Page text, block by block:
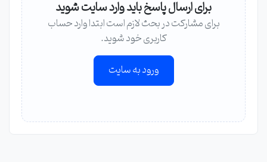
برای ارسال پاسخ باید وارد سایت شوید
برای مشارکت در بحث لازم است ابتدا وارد حساب
کاربری خود شوید.
ورود به سایت